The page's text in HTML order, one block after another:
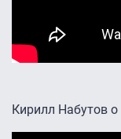
Кирилл Набутов